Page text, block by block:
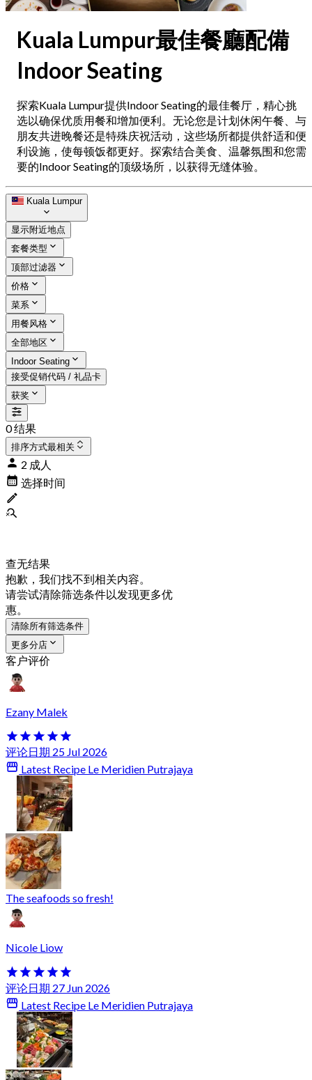
Kuala Lumpur最佳餐廳配備
Indoor Seating
探索Kuala Lumpur提供Indoor Seating的最佳餐厅，精心挑
选以确保优质用餐和增加便利。无论您是计划休闲午餐、与
朋友共进晚餐还是特殊庆祝活动，这些场所都提供舒适和便
利设施，使每顿饭都更好。探索结合美食、温馨氛围和您需
要的Indoor Seating的顶级场所，以获得无缝体验。
Kuala Lumpur
显示附近地点
套餐类型
顶部过滤器
价格
菜系
用餐风格
全部地区
Indoor Seating
接受促销代码 / 礼品卡
获奖
0 结果
排序方式最相关
2 成人
选择时间
查无结果
抱歉，我们找不到相关内容。
请尝试清除筛选条件以发现更多优
惠。
清除所有筛选条件
更多分店
客户评价
Ezany Malek
评论日期 25 Jul 2026
Latest Recipe Le Meridien Putrajaya
The seafoods so fresh!
Nicole Liow
评论日期 27 Jun 2026
Latest Recipe Le Meridien Putrajaya